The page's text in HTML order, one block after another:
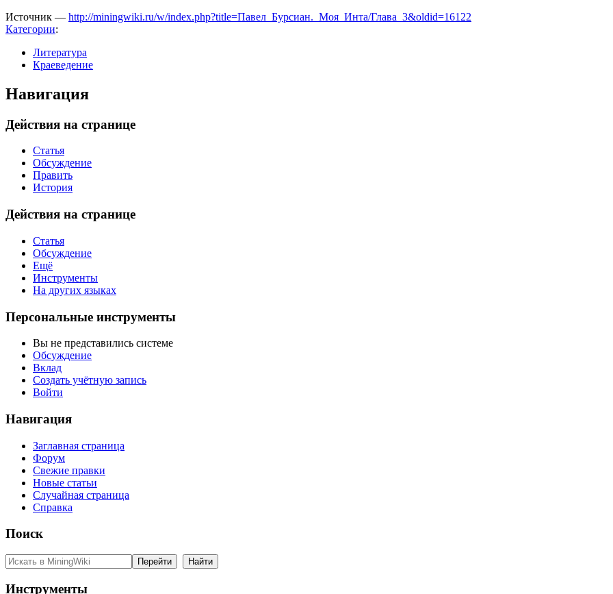
Источник — http://miningwiki.ru/w/index.php?title=Павел_Бурсиан._Моя_Инта/Глава_3&oldid=16122
Категории:
Литература
Краеведение
Навигация
Действия на странице
Статья
Обсуждение
Править
История
Действия на странице
Статья
Обсуждение
Ещё
Инструменты
На других языках
Персональные инструменты
Вы не представились системе
Обсуждение
Вклад
Создать учётную запись
Войти
Навигация
Заглавная страница
Форум
Свежие правки
Новые статьи
Случайная страница
Справка
Поиск
Инструменты